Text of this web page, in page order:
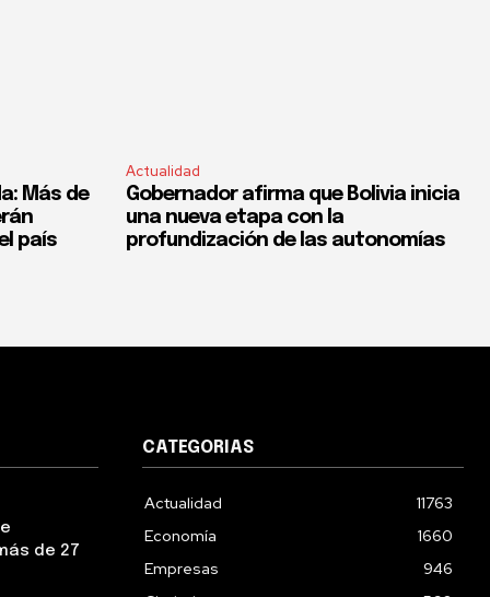
Más de
país
Actualidad
Gobernador afirma que Bolivia inicia
una nueva etapa con la
profundización de las autonomías
de 27
CATEGORIAS
Actualidad
11763
Economía
1660
Empresas
946